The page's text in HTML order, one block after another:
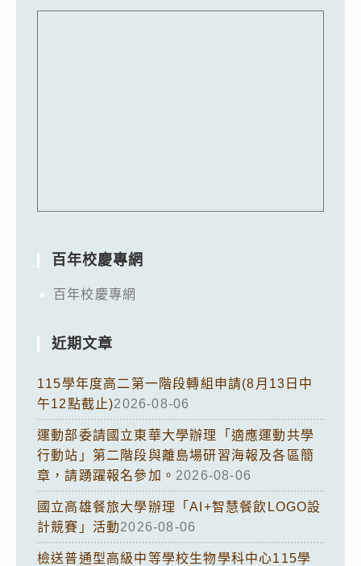
百年校慶專網
百年校慶專網
近期文章
115學年度高二第一階段轉組申請(8月13日中
午12點截止)2026-08-06
運動部委請國立東華大學辦理「適應運動共學
行動站」第二階段與離島場研習海報及各區簡
章，請踴躍報名參加。 2026-08-06
國立高雄餐旅大學辦理「AI+智慧餐飲LOGO設
計競賽」活動2026-08-06
檢送普通型高級中等學校生物學科中心115學